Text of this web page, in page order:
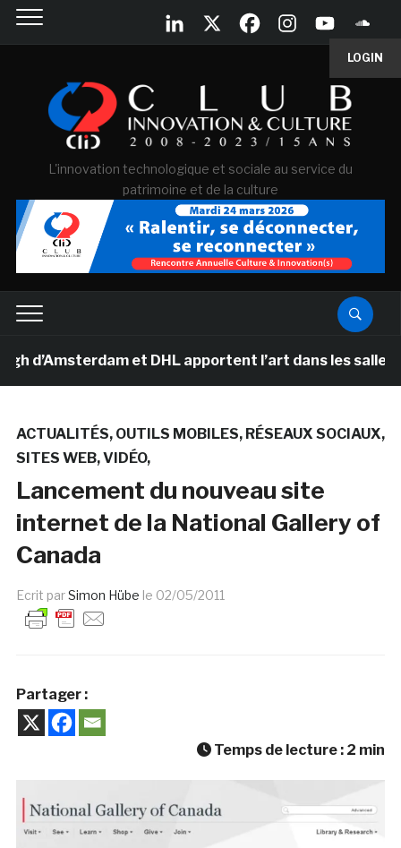
LOGIN
L'innovation technologique et sociale au service du
patrimoine et de la culture
et DHL apportent l’art dans les salles de
ACTUALITÉS OUTILS MOBILES RÉSEAUX SOCIAUX
SITES WEB VIDÉO
Lancement du nouveau site
internet de la National Gallery of
Canada
Ecrit parSimon Hübe le 02/05/2011
Partager :
Temps de lecture : 2 min